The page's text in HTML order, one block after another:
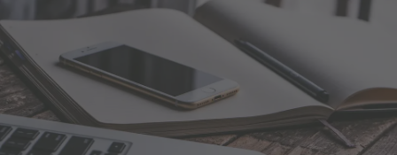
Aansprakelijkheid & Verzekering
Litigation
Onderwijs